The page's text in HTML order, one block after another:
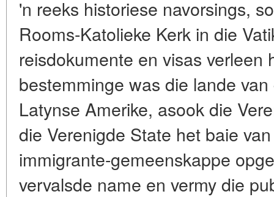
'n reeks historiese navorsings,
Rooms-Katolieke Kerk in die
reisdokumente en visas verleen
bestemminge was die lande
Latynse Amerike, asook die
die Verenigde State het baie
immigrante-gemeenskappe
vervalsde name en vermy die